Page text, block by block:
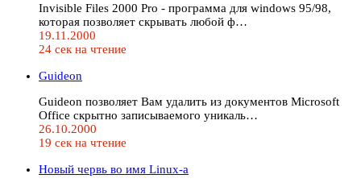
Invisible Files 2000 Pro - программа для windows 95/98,
которая позволяет скрывать любой ф…
19.11.2000
24 сек на чтение
Guideon
Guideon позволяет Вам удалить из документов Microsoft
Office скрытно записываемого уникаль…
26.10.2000
19 сек на чтение
Новый червь во имя Linux-а